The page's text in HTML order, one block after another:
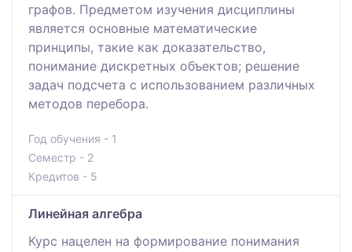
графов. Предметом изучения дисциплины
является основные математические
принципы, такие как доказательство,
понимание дискретных объектов; решение
задач подсчета с использованием различных
методов перебора.
Год обучения - 1
Семестр - 2
Кредитов - 5
Линейная алгебра
Курс нацелен на формирование понимания